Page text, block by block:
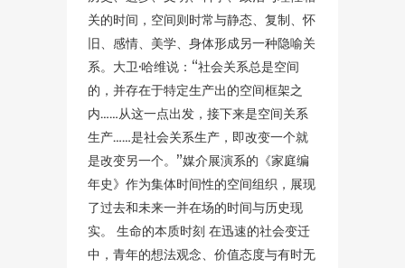
关的时间，空间则时常与静态、复制、怀
旧、感情、美学、身体形成另一种隐喻关
系。大卫·哈维说：“社会关系总是空间
的，并存在于特定生产出的空间框架之
内……从这一点出发，接下来是空间关系
生产……是社会关系生产，即改变一个就
是改变另一个。”媒介展演系的《家庭编
年史》作为集体时间性的空间组织，展现
了过去和未来一并在场的时间与历史现
实。 生命的本质时刻 在迅速的社会变迁
中，青年的想法观念、价值态度与有时无